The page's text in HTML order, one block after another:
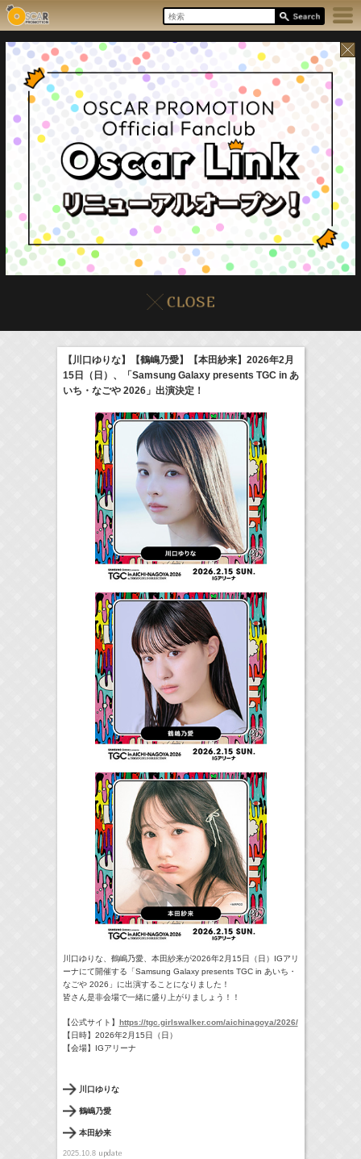
本日の出演情報 8/7(Fri) イベント 販売情報
17:10-17:30
(Radio ) 河北麻友子のマユコレ！
22:00-
(TV) Tシャツが乾くまで 庄司浩平
【川口ゆりな】【鶴嶋乃愛】【本田紗来】2026年2月
15日（日）、「Samsung Galaxy presents TGC in あ
いち・なごや 2026」出演決定！
川口ゆりな、鶴嶋乃愛、本田紗来が2026年2月15日（日）IGアリ
ーナにて開催する「Samsung Galaxy presents TGC in あいち・
なごや 2026」に出演することになりました！
皆さん是非会場で一緒に盛り上がりましょう！！
【公式サイト】 https://tgc.girlswalker.com/aichinagoya/2026/
【日時】2026年2月15日（日）
【会場】IGアリーナ
川口ゆりな
鶴嶋乃愛
本田紗来
2025.10.8update